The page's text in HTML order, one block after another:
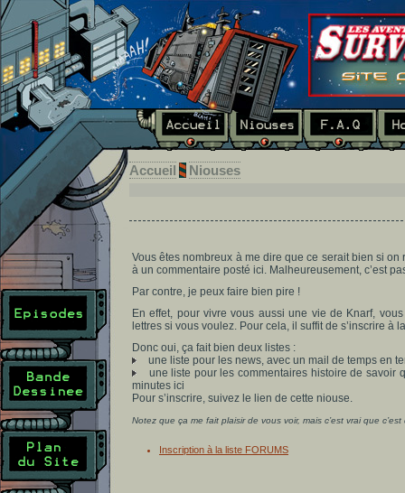
Accueil Niouses
Vous êtes nombreux à me dire que ce serait bien si
à un commentaire posté ici. Malheureusement, c’est
Par contre, je peux faire bien pire !
En effet, pour vivre vous aussi une vie de Knarf,
lettres si vous voulez. Pour cela, il suffit de s’inscrire à
Donc oui, ça fait bien deux listes :
une liste pour les news, avec un mail de temps en
une liste pour les commentaires histoire de savoir
minutes ici
Pour s’inscrire, suivez le lien de cette niouse.
Notez que ça me fait plaisir de vous voir, mais c’est vrai que
Inscription à la liste FORUMS